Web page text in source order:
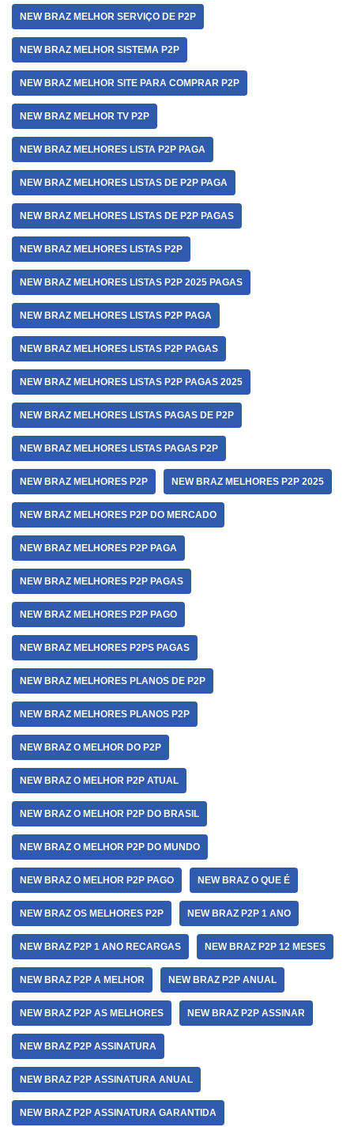
NEW BRAZ MELHOR SERVIÇO DE P2P
NEW BRAZ MELHOR SISTEMA P2P
NEW BRAZ MELHOR SITE PARA COMPRAR P2P
NEW BRAZ MELHOR TV P2P
NEW BRAZ MELHORES LISTA P2P PAGA
NEW BRAZ MELHORES LISTAS DE P2P PAGA
NEW BRAZ MELHORES LISTAS DE P2P PAGAS
NEW BRAZ MELHORES LISTAS P2P
NEW BRAZ MELHORES LISTAS P2P 2025 PAGAS
NEW BRAZ MELHORES LISTAS P2P PAGA
NEW BRAZ MELHORES LISTAS P2P PAGAS
NEW BRAZ MELHORES LISTAS P2P PAGAS 2025
NEW BRAZ MELHORES LISTAS PAGAS DE P2P
NEW BRAZ MELHORES LISTAS PAGAS P2P
NEW BRAZ MELHORES P2P NEW BRAZ MELHORES P2P 2025
NEW BRAZ MELHORES P2P DO MERCADO
NEW BRAZ MELHORES P2P PAGA
NEW BRAZ MELHORES P2P PAGAS
NEW BRAZ MELHORES P2P PAGO
NEW BRAZ MELHORES P2PS PAGAS
NEW BRAZ MELHORES PLANOS DE P2P
NEW BRAZ MELHORES PLANOS P2P
NEW BRAZ O MELHOR DO P2P
NEW BRAZ O MELHOR P2P ATUAL
NEW BRAZ O MELHOR P2P DO BRASIL
NEW BRAZ O MELHOR P2P DO MUNDO
NEW BRAZ O MELHOR P2P PAGO NEW BRAZ O QUE É
NEW BRAZ OS MELHORES P2P NEW BRAZ P2P 1 ANO
NEW BRAZ P2P 1 ANO RECARGAS NEW BRAZ P2P 12 MESES
NEW BRAZ P2P A MELHOR NEW BRAZ P2P ANUAL
NEW BRAZ P2P AS MELHORES NEW BRAZ P2P ASSINAR
NEW BRAZ P2P ASSINATURA
NEW BRAZ P2P ASSINATURA ANUAL
NEW BRAZ P2P ASSINATURA GARANTIDA